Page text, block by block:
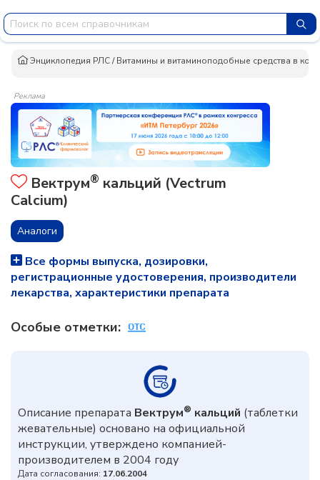
Энциклопедия РЛС/Витамины и витаминоподобные средства в
Реклама
Вектрум® кальций (Vectrum
Calcium)
Аналоги
Все формы выпуска, дозировки,
регистрационные удостоверения, производители
лекарства, характеристики препарата
Особые отметки:
Описание препарата Вектрум® кальций (таблетки
жевательные) основано на официальной
инструкции, утверждено компанией-
производителем в 2004 году
Дата согласования: 17.06.2004